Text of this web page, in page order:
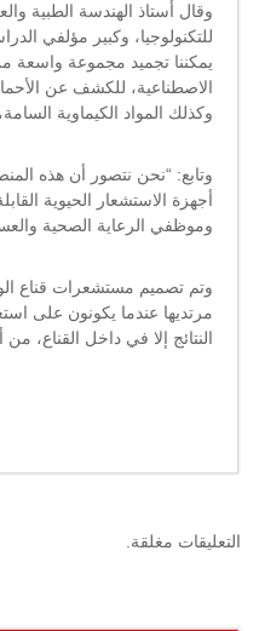
وقال أستاذ الهندسة الطبية
للتكنولوجيا، وكبير مؤلفي
يمكننا تجميد مجموعة واسعة
الاصطناعية، للكشف عن
وكذلك المواد الكيماوية
وتابع: “نحن نتصور أن هذه
أجهزة الاستشعار الحيوية
وموظفي الرعاية الصحية
وتم تصميم مستشعرات قناع
مرتديها عندما يكونون على
النتائج إلا في داخل
التعليقات مغلقة.